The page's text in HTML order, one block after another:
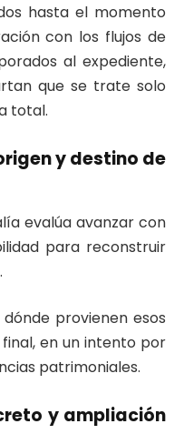
hasta el momento
con los flujos de
al expediente,
que se trate solo
total.
y destino de
evalúa avanzar con
para reconstruir
provienen esos
en un intento por
patrimoniales.
y ampliación